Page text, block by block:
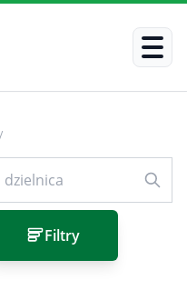
/
Filtry